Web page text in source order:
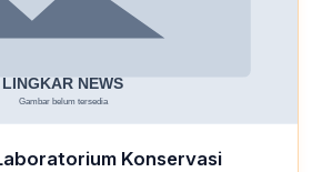
Konservasi